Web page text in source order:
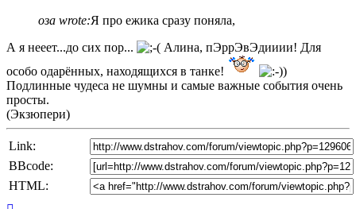
post
оза wrote:Я про ежика сразу поняла,
А я нееет...до сих пор...
Алина, пЭррЭвЭдииии! Для
особо одарённых, находящихся в танке!
Подлинные чудеса не шумны и самые важные события очень
просты.
(Экзюпери)
Link:
BBcode:
HTML: